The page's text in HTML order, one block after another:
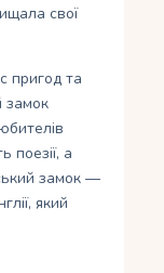
свої
пригод та
замок
поезії, а
замок —
який